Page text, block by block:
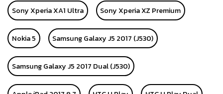
Sony Xperia XA1 Ultra Sony Xperia XZ Premium
Nokia 5 Samsung Galaxy J5 2017 (J530)
Samsung Galaxy J5 2017 Dual (J530)